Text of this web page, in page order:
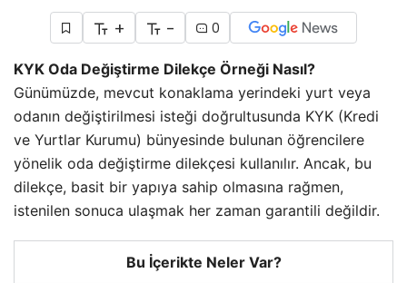
+ - 0
KYK Oda Değiştirme Dilekçe Örneği Nasıl?
Günümüzde, mevcut konaklama yerindeki yurt veya
odanın değiştirilmesi isteği doğrultusunda KYK (Kredi
ve Yurtlar Kurumu) bünyesinde bulunan öğrencilere
yönelik oda değiştirme dilekçesi kullanılır. Ancak, bu
dilekçe, basit bir yapıya sahip olmasına rağmen,
istenilen sonuca ulaşmak her zaman garantili değildir.
Bu İçerikte Neler Var?